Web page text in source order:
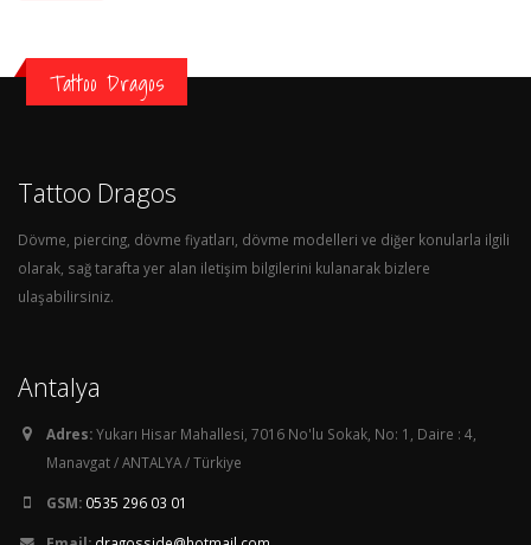
Tattoo Dragos
Tattoo Dragos
Dövme, piercing, dövme fiyatları, dövme modelleri ve diğer konularla ilgili
olarak, sağ tarafta yer alan iletişim bilgilerini kulanarak bizlere
ulaşabilirsiniz.
Antalya
Adres:Yukarı Hisar Mahallesi, 7016 No'lu Sokak, No: 1, Daire : 4,
Manavgat / ANTALYA / Türkiye
GSM: 0535 296 03 01